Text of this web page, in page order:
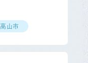
高山市